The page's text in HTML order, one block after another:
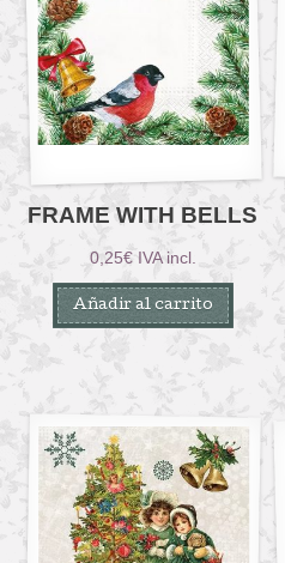
FRAME WITH BELLS
0,25€ IVA incl.
Añadir al carrito